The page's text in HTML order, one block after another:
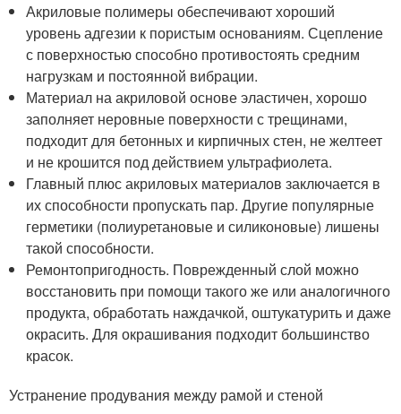
Акриловые полимеры обеспечивают хороший
уровень адгезии к пористым основаниям. Сцепление
с поверхностью способно противостоять средним
нагрузкам и постоянной вибрации.
Материал на акриловой основе эластичен, хорошо
заполняет неровные поверхности с трещинами,
подходит для бетонных и кирпичных стен, не желтеет
и не крошится под действием ультрафиолета.
Главный плюс акриловых материалов заключается в
их способности пропускать пар. Другие популярные
герметики (полиуретановые и силиконовые) лишены
такой способности.
Ремонтопригодность. Поврежденный слой можно
восстановить при помощи такого же или аналогичного
продукта, обработать наждачкой, оштукатурить и даже
окрасить. Для окрашивания подходит большинство
красок.
Устранение продувания между рамой и стеной